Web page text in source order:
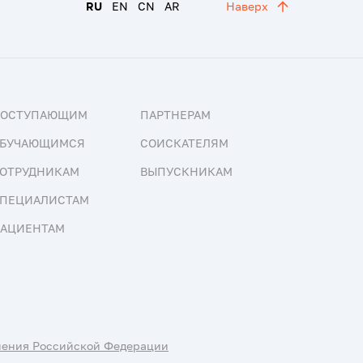
RU EN CN AR Наверх
ПАРТНЕРАМ
СОИСКАТЕЛЯМ
ВЫПУСКНИКАМ
Российской Федерации